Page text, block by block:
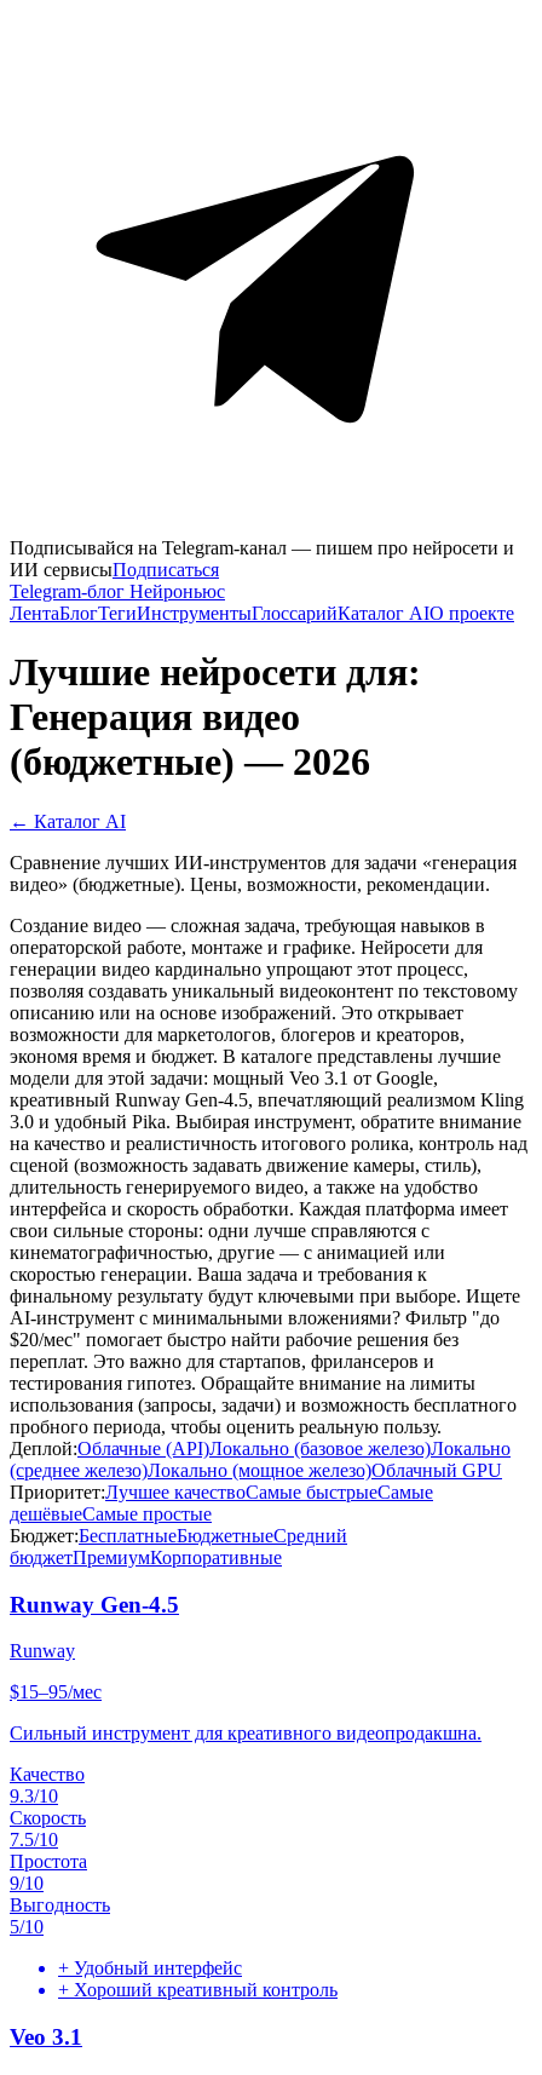
Подписывайся на Telegram-канал — пишем про нейросети и
ИИ сервисыПодписаться
Telegram-блог Нейроньюс
ЛентаБлогТегиИнструментыГлоссарийКаталог AIО проекте
Лучшие нейросети для:
Генерация видео
(бюджетные) — 2026
← Каталог AI
Сравнение лучших ИИ-инструментов для задачи «генерация
видео» (бюджетные). Цены, возможности, рекомендации.
Создание видео — сложная задача, требующая навыков в
операторской работе, монтаже и графике. Нейросети для
генерации видео кардинально упрощают этот процесс,
позволяя создавать уникальный видеоконтент по текстовому
описанию или на основе изображений. Это открывает
возможности для маркетологов, блогеров и креаторов,
экономя время и бюджет. В каталоге представлены лучшие
модели для этой задачи: мощный Veo 3.1 от Google,
креативный Runway Gen-4.5, впечатляющий реализмом Kling
3.0 и удобный Pika. Выбирая инструмент, обратите внимание
на качество и реалистичность итогового ролика, контроль над
сценой (возможность задавать движение камеры, стиль),
длительность генерируемого видео, а также на удобство
интерфейса и скорость обработки. Каждая платформа имеет
свои сильные стороны: одни лучше справляются с
кинематографичностью, другие — с анимацией или
скоростью генерации. Ваша задача и требования к
финальному результату будут ключевыми при выборе. Ищете
AI-инструмент с минимальными вложениями? Фильтр "до
$20/мес" помогает быстро найти рабочие решения без
переплат. Это важно для стартапов, фрилансеров и
тестирования гипотез. Обращайте внимание на лимиты
использования (запросы, задачи) и возможность бесплатного
пробного периода, чтобы оценить реальную пользу.
Деплой:Облачные (API)Локально (базовое железо)Локально
(среднее железо)Локально (мощное железо)Облачный GPU
Приоритет:Лучшее качествоСамые быстрыеСамые
дешёвыеСамые простые
Бюджет:БесплатныеБюджетныеСредний
бюджетПремиумКорпоративные
Runway Gen-4.5
Runway
$15–95/мес
Сильный инструмент для креативного видеопродакшна.
Качество
9.3/10
Скорость
7.5/10
Простота
9/10
Выгодность
5/10
+ Удобный интерфейс
+ Хороший креативный контроль
Veo 3.1